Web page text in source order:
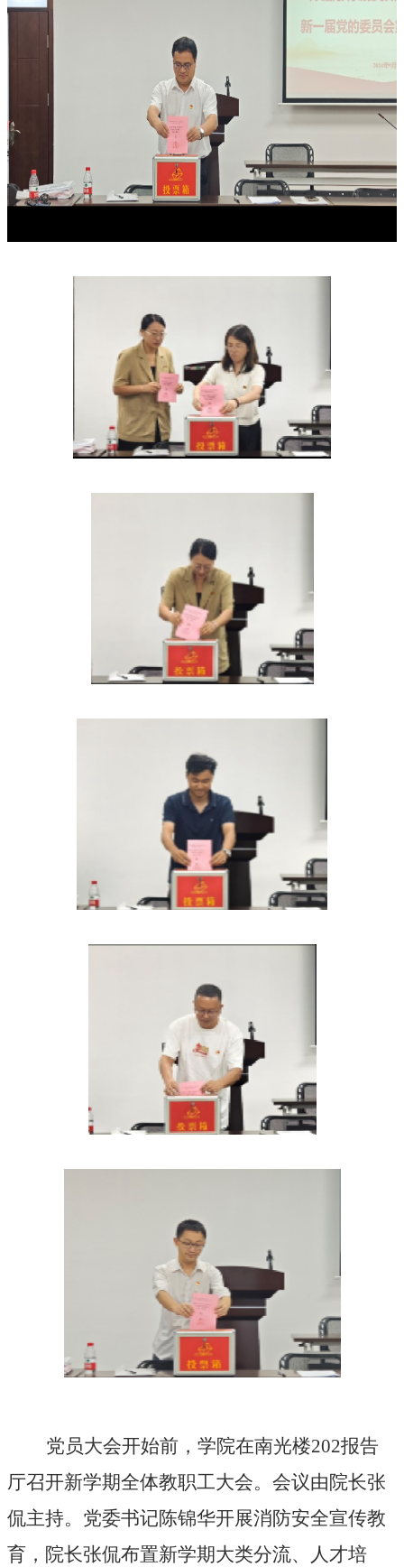
党员大会开始前，学院在南光楼202报告
厅召开新学期全体教职工大会。会议由院长张
侃主持。党委书记陈锦华开展消防安全宣传教
育，院长张侃布置新学期大类分流、人才培